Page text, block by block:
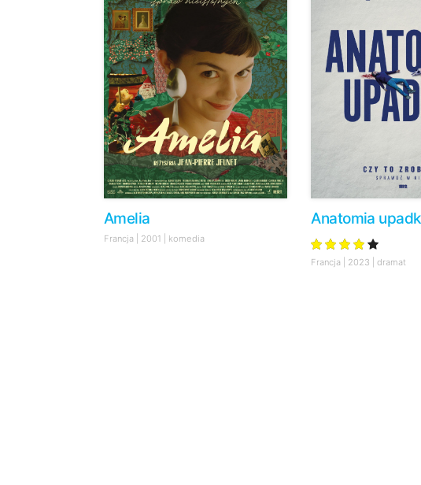
Amelia
Francja | 2001 | komedia
Anatomia
Francja | 2023 | dramat